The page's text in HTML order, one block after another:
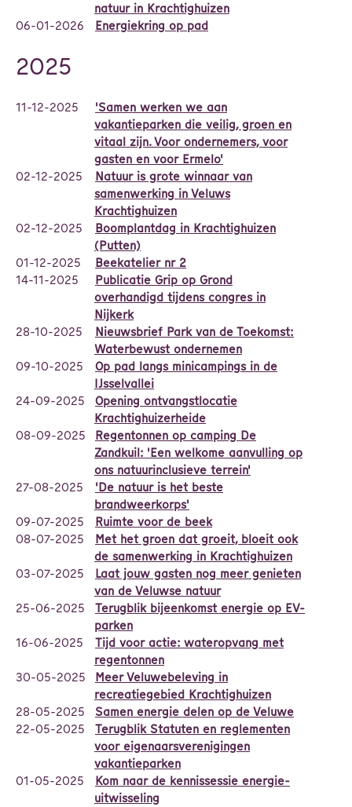
natuur in Krachtighuizen
06-01-2026
Energiekring op pad
2025
11-12-2025
'Samen werken we aan
vakantieparken die veilig, groen en
vitaal zijn. Voor ondernemers, voor
gasten en voor Ermelo'
02-12-2025
Natuur is grote winnaar van
samenwerking in Veluws
Krachtighuizen
02-12-2025
Boomplantdag in Krachtighuizen
(Putten)
01-12-2025
Beekatelier nr 2
14-11-2025
Publicatie Grip op Grond
overhandigd tijdens congres in
Nijkerk
28-10-2025
Nieuwsbrief Park van de Toekomst:
Waterbewust ondernemen
09-10-2025
Op pad langs minicampings in de
IJsselvallei
24-09-2025
Opening ontvangstlocatie
Krachtighuizerheide
08-09-2025
Regentonnen op camping De
Zandkuil: 'Een welkome aanvulling op
ons natuurinclusieve terrein'
27-08-2025
'De natuur is het beste
brandweerkorps'
09-07-2025
Ruimte voor de beek
08-07-2025
Met het groen dat groeit, bloeit ook
de samenwerking in Krachtighuizen
03-07-2025
Laat jouw gasten nog meer genieten
van de Veluwse natuur
25-06-2025
Terugblik bijeenkomst energie op EV-
parken
16-06-2025
Tijd voor actie: wateropvang met
regentonnen
30-05-2025
Meer Veluwebeleving in
recreatiegebied Krachtighuizen
28-05-2025
Samen energie delen op de Veluwe
22-05-2025
Terugblik Statuten en reglementen
voor eigenaarsverenigingen
vakantieparken
01-05-2025
Kom naar de kennissessie energie-
uitwisseling